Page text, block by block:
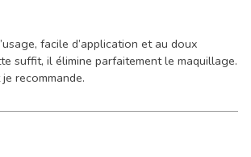
facile d’application et au doux
suffit, il élimine parfaitement le maquillage.
recommande.